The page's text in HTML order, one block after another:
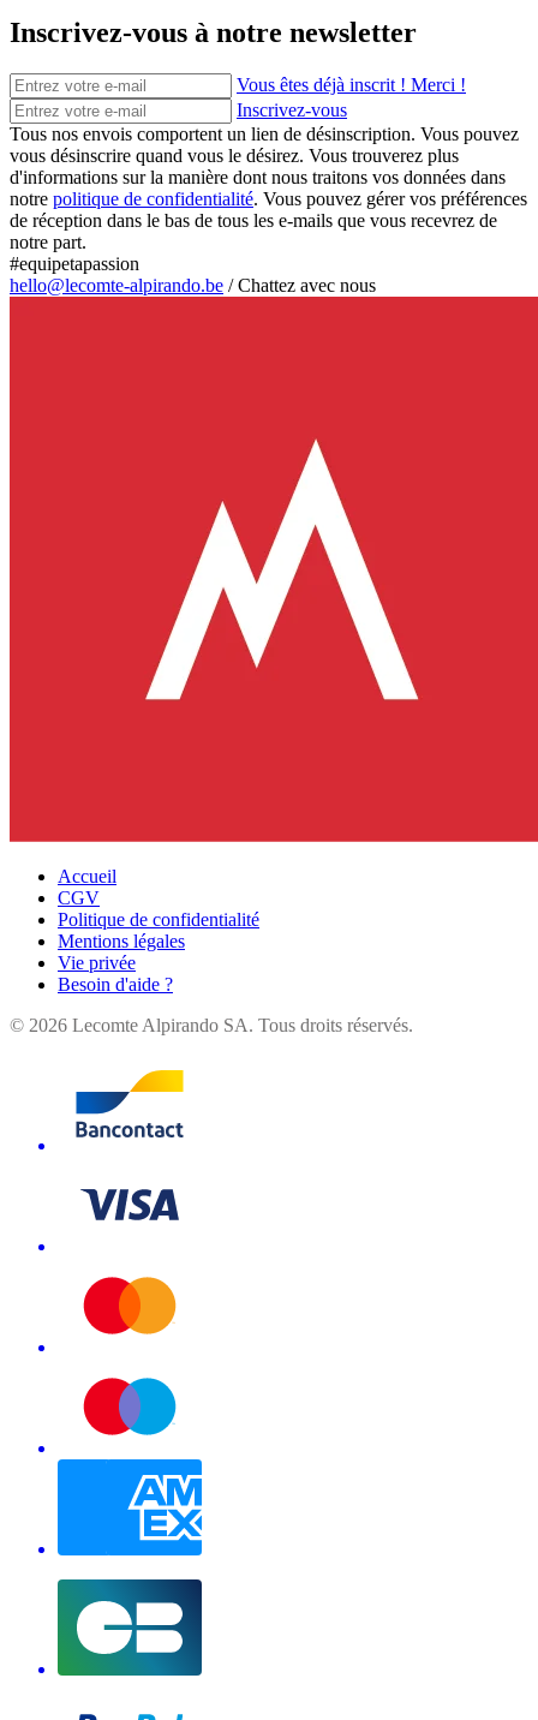
Inscrivez-vous à notre newsletter
Vous êtes déjà inscrit ! Merci !
Inscrivez-vous
Tous nos envois comportent un lien de désinscription. Vous pouvez
vous désinscrire quand vous le désirez. Vous trouverez plus
d'informations sur la manière dont nous traitons vos données dans
notre politique de confidentialité. Vous pouvez gérer vos préférences
de réception dans le bas de tous les e-mails que vous recevrez de
notre part.
#equipetapassion
hello@lecomte-alpirando.be /Chattez avec nous
Accueil
CGV
Politique de confidentialité
Mentions légales
Vie privée
Besoin d'aide ?
© 2026 Lecomte Alpirando SA. Tous droits réservés.